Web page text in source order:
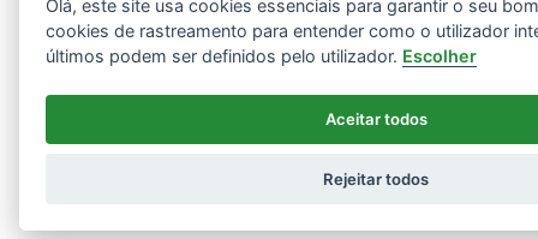
Olá, este site usa cookies essenciais para garantir o seu
cookies de rastreamento para entender como o utilizador
últimos podem ser definidos pelo utilizador. Escolher
Aceitar todos
Rejeitar todos